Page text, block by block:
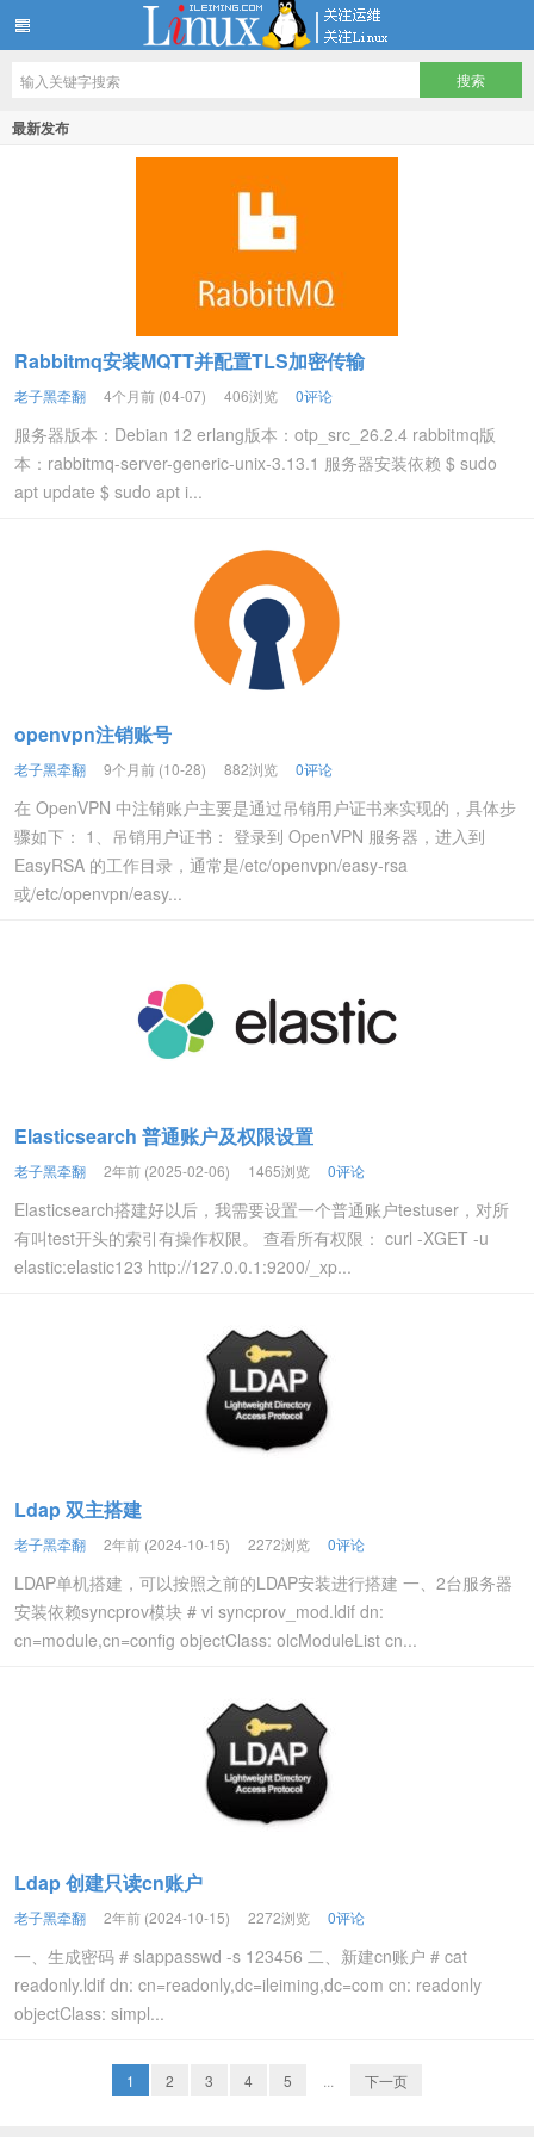
LINUX服务器运维架构技术分享
最新发布
Rabbitmq安装MQTT并配置TLS加密传输
老子黑牵翻 4个月前 (04-07) 406浏览 0评论
服务器版本：Debian 12 erlang版本：otp_src_26.2.4 rabbitmq版
本：rabbitmq-server-generic-unix-3.13.1 服务器安装依赖 $ sudo
apt update $ sudo apt i...
openvpn注销账号
老子黑牵翻 9个月前 (10-28) 882浏览 0评论
在 OpenVPN 中注销账户主要是通过吊销用户证书来实现的，具体步
骤如下： 1、吊销用户证书： 登录到 OpenVPN 服务器，进入到
EasyRSA 的工作目录，通常是/etc/openvpn/easy-rsa
或/etc/openvpn/easy...
Elasticsearch 普通账户及权限设置
老子黑牵翻 2年前 (2025-02-06) 1465浏览 0评论
Elasticsearch搭建好以后，我需要设置一个普通账户testuser，对所
有叫test开头的索引有操作权限。 查看所有权限： curl -XGET -u
elastic:elastic123 http://127.0.0.1:9200/_xp...
Ldap 双主搭建
老子黑牵翻 2年前 (2024-10-15) 2272浏览 0评论
LDAP单机搭建，可以按照之前的LDAP安装进行搭建 一、2台服务器
安装依赖syncprov模块 # vi syncprov_mod.ldif dn:
cn=module,cn=config objectClass: olcModuleList cn...
Ldap 创建只读cn账户
老子黑牵翻 2年前 (2024-10-15) 2272浏览 0评论
一、生成密码 # slappasswd -s 123456 二、新建cn账户 # cat
readonly.ldif dn: cn=readonly,dc=ileiming,dc=com cn: readonly
objectClass: simpl...
1 2 3 4 5 下一页